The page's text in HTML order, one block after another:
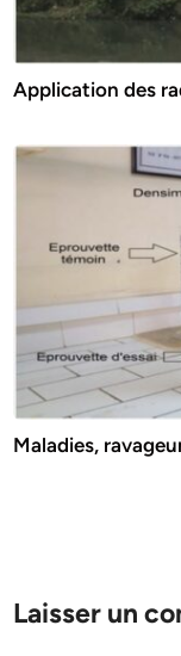
Application des
Maladies,
Laisser un